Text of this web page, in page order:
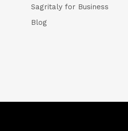
Sagritaly for Business
Blog